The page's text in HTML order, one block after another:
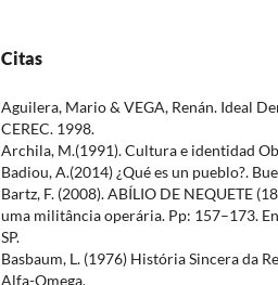
Citas
Aguilera, Mario & VEGA, Renán. Ideal
CEREC. 1998.
Archila, M.(1991). Cultura e identidad
Badiou, A.(2014) ¿Qué es un pueblo?.
Bartz, F. (2008). ABÍLIO DE NEQUETE
uma militância operária. Pp: 157–173.
SP.
Basbaum, L. (1976) História Sincera da
Alfa-Omega.